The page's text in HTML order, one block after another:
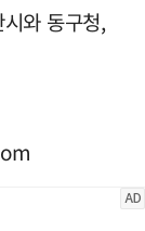
와 동구청,